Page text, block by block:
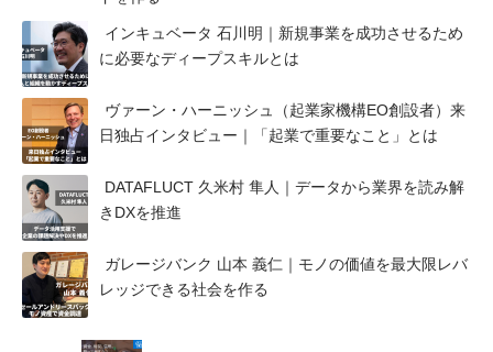
インキュベータ 石川明｜新規事業を成功させるため
に必要なディープスキルとは
ヴァーン・ハーニッシュ（起業家機構EO創設者）来
日独占インタビュー｜「起業で重要なこと」とは
DATAFLUCT 久米村 隼人｜データから業界を読み解
きDXを推進
ガレージバンク 山本 義仁｜モノの価値を最大限レバ
レッジできる社会を作る